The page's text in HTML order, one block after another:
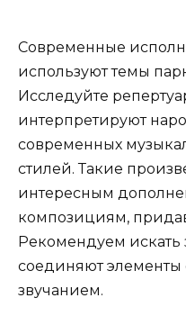
Современные
используют темы
Исследуйте
интерпретируют
современных
стилей. Такие
интересным
композициям,
Рекомендуем искать
соединяют элементы
звучанием.